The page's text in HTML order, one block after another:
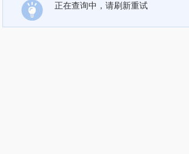
正在查询中，请刷新重试